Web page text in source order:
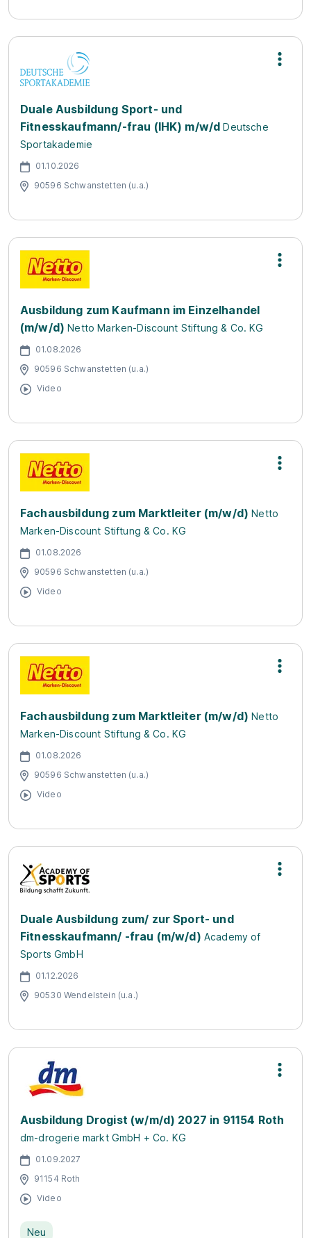
Duale Ausbildung Sport- und
Fitnesskaufmann/-frau (IHK) m/w/d Deutsche
Sportakademie
01.10.2026
90596 Schwanstetten (u.a.)
Ausbildung zum Kaufmann im Einzelhandel
(m/w/d) Netto Marken-Discount Stiftung & Co. KG
01.08.2026
90596 Schwanstetten (u.a.)
Video
Fachausbildung zum Marktleiter (m/w/d) Netto
Marken-Discount Stiftung & Co. KG
01.08.2026
90596 Schwanstetten (u.a.)
Video
Fachausbildung zum Marktleiter (m/w/d) Netto
Marken-Discount Stiftung & Co. KG
01.08.2026
90596 Schwanstetten (u.a.)
Video
Duale Ausbildung zum/ zur Sport- und
Fitnesskaufmann/ -frau (m/w/d) Academy of
Sports GmbH
01.12.2026
90530 Wendelstein (u.a.)
Ausbildung Drogist (w/m/d) 2027 in 91154 Roth
dm-drogerie markt GmbH + Co. KG
01.09.2027
91154 Roth
Video
Neu